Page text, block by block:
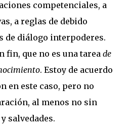
competenciales, a
a reglas de debido
de diálogo interpoderes.
fin, que no es una tarea de
. Estoy de acuerdo
en este caso, pero no
al menos no sin
salvedades.